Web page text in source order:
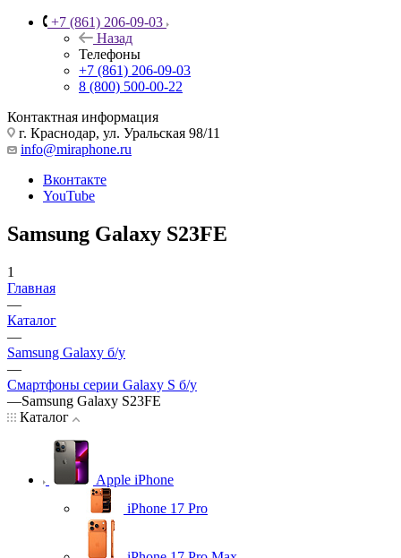
+7 (861) 206-09-03
Назад
Телефоны
+7 (861) 206-09-03
8 (800) 500-00-22
Контактная информация
г. Краснодар, ул. Уральская 98/11
info@miraphone.ru
Вконтакте
YouTube
Samsung Galaxy S23FE
1
Главная
—
Каталог
—
Samsung Galaxy б/у
—
Смартфоны серии Galaxy S б/у
—Samsung Galaxy S23FE
Каталог
Apple iPhone
iPhone 17 Pro